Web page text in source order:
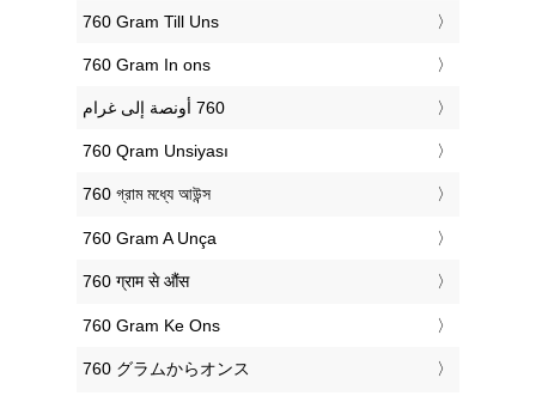
‎760 Gram Till Uns
‎760 Gram In ons
‎760 Qram Unsiyası
‎760 গ্রাম মধ্যে আউন্স
‎760 Gram A Unça
‎760 ग्राम से औंस
‎760 Gram Ke Ons
‎760 グラムからオンス